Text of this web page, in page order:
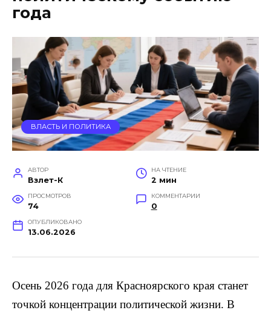
года
ВЛАСТЬ И ПОЛИТИКА
АВТОР
Взлет-К
НА ЧТЕНИЕ
2 мин
ПРОСМОТРОВ
74
КОММЕНТАРИИ
0
ОПУБЛИКОВАНО
13.06.2026
Осень 2026 года для Красноярского края станет
точкой концентрации политической жизни. В